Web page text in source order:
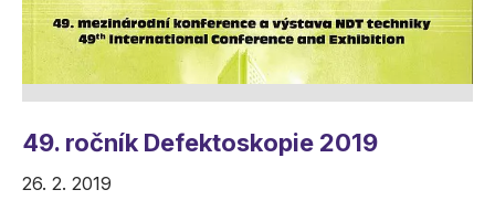
49. ročník Defektoskopie 2019
26. 2. 2019